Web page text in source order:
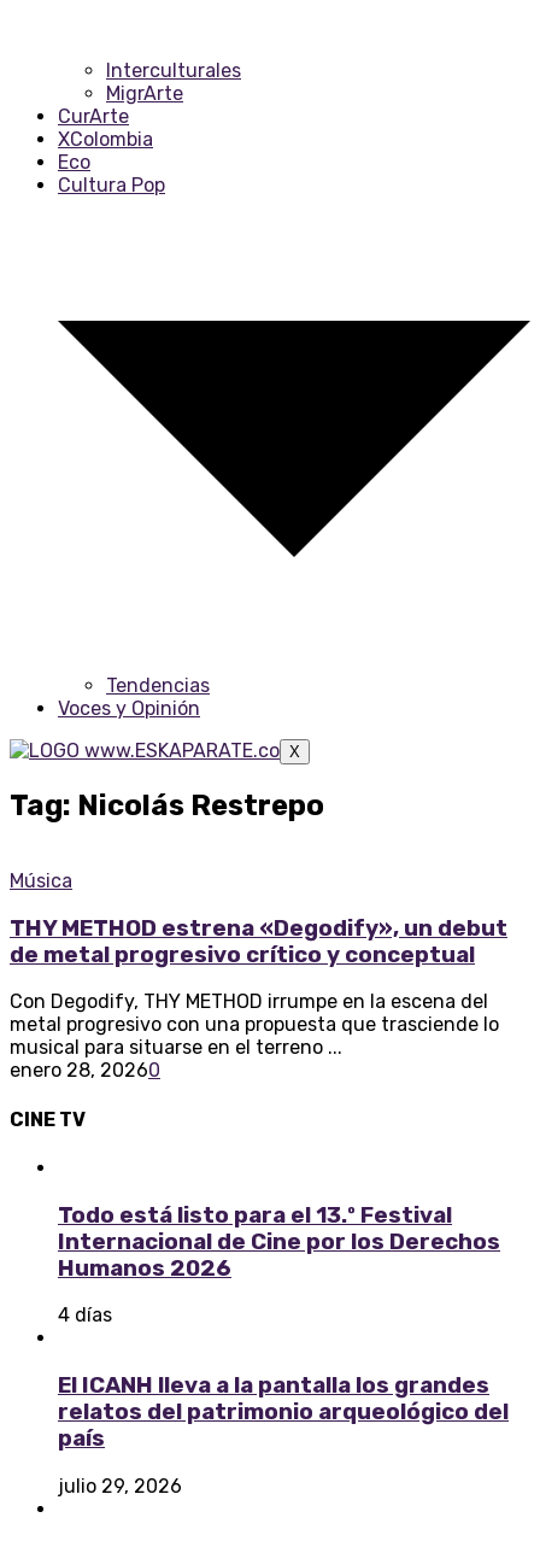
Interculturales
MigrArte
CurArte
XColombia
Eco
Cultura Pop
Tendencias
Voces y Opinión
X
Tag: Nicolás Restrepo
Música
THY METHOD estrena «Degodify», un debut
de metal progresivo crítico y conceptual
Con Degodify, THY METHOD irrumpe en la escena del
metal progresivo con una propuesta que trasciende lo
musical para situarse en el terreno ...
enero 28, 20260
CINE TV
Todo está listo para el 13.º Festival
Internacional de Cine por los Derechos
Humanos 2026
4 días
El ICANH lleva a la pantalla los grandes
relatos del patrimonio arqueológico del
país
julio 29, 2026